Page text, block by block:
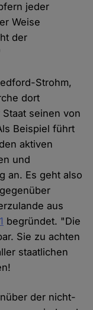
jeder
Weise
der
Strohm,
dort
seinen von
Beispiel führt
aktiven
und
an. Es geht also
aus
begründet. "Die
Sie zu achten
staatlichen
der nicht-